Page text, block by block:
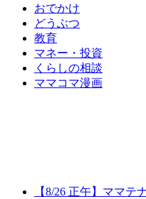
おでかけ
どうぶつ
教育
マネー・投資
くらしの相談
ママコマ漫画
【8/26 正午】ママテ